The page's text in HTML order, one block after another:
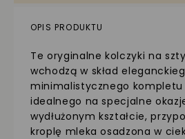
OPIS PRODUKTU
Te oryginalne kolczyki na
wchodzą w skład
minimalistycznego kompletu
idealnego na specjalne
wydłużonym kształcie,
kroplę mleka osadzona w